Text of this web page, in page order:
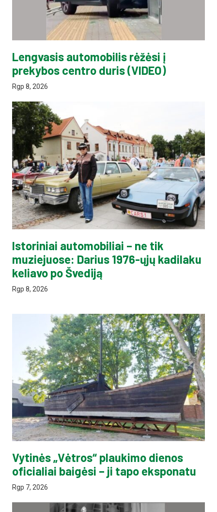
Lengvasis automobilis rėžėsi į
prekybos centro duris (VIDEO)
Rgp 8, 2026
Istoriniai automobiliai – ne tik
muziejuose: Darius 1976-ųjų kadilaku
keliavo po Švediją
Rgp 8, 2026
Vytinės „Vėtros“ plaukimo dienos
oficialiai baigėsi – ji tapo eksponatu
Rgp 7, 2026